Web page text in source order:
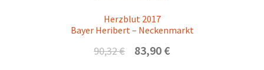
Herzblut 2017
Bayer Heribert – Neckenmarkt
90,32€
Ursprünglicher
83,90 €Aktueller